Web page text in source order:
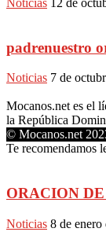
padrenuestro
Noticias 7 de
Mocanos.net es el
la República
© Mocanos.net
Te recomendamos
ORACION
Noticias 8 de enero